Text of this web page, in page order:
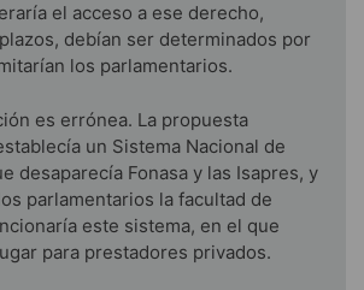
el acceso a ese derecho,
debían ser determinados por
los parlamentarios.
es errónea. La propuesta
un Sistema Nacional de
desaparecía Fonasa y las Isapres, y
parlamentarios la facultad de
este sistema, en el que
para prestadores privados.